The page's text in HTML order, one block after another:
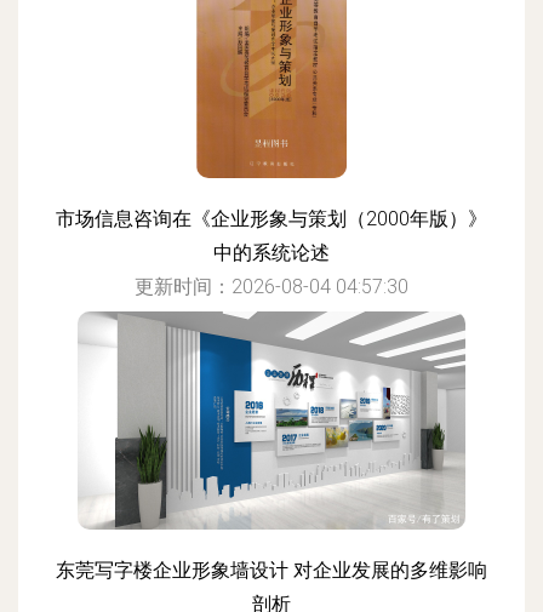
市场信息咨询在《企业形象与策划（2000年版）》
中的系统论述
更新时间：2026-08-04 04:57:30
东莞写字楼企业形象墙设计 对企业发展的多维影响
剖析